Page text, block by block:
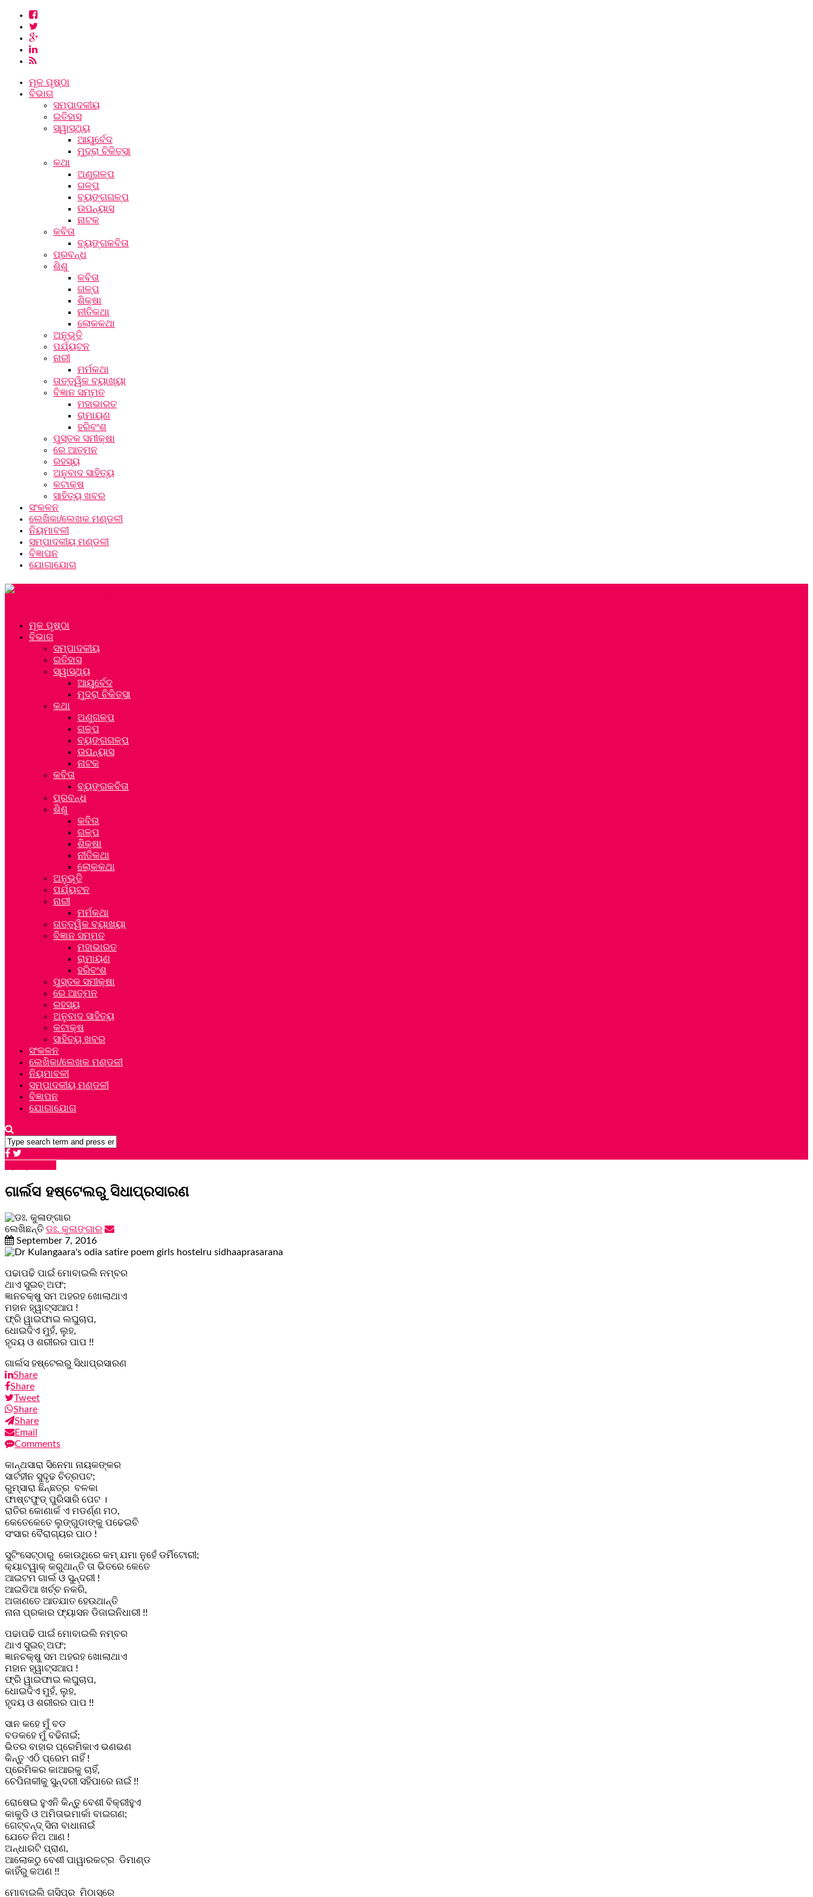
ମୂଳ ପୃଷ୍ଠା
ବିଭାଗ
ସମ୍ପାଦକୀୟ
ଇତିହାସ
ସ୍ୱାସ୍ଥ୍ୟ
ଆୟୁର୍ବେଦ
ମୁଦ୍ରା ଚିକିତ୍ସା
କଥା
ଅଣୁଗଳ୍ପ
ଗଳ୍ପ
ବ୍ୟଙ୍ଗଗଳ୍ପ
ଉପନ୍ୟାସ
ନାଟକ
କବିତା
ବ୍ୟଙ୍ଗକବିତା
ପ୍ରବନ୍ଧ
ଶିଶୁ
କବିତା
ଗଳ୍ପ
ଶିକ୍ଷା
ନୀତିକଥା
ଲୋକକଥା
ଅନୁଭୂତି
ପର୍ଯ୍ୟଟନ
ନାରୀ
ମର୍ମକଥା
ତାତ୍ତ୍ୱିକ ବ୍ୟାଖ୍ୟା
ବିଜ୍ଞାନ ସମ୍ମତ
ମହାଭାରତ
ରାମାୟଣ
ହରିବଂଶ
ପୁସ୍ତକ ସମୀକ୍ଷା
ରେ ଆତ୍ମନ
ରହସ୍ୟ
ଅନୁବାଦ ସାହିତ୍ୟ
କଟାକ୍ଷ
ସାହିତ୍ୟ ଖବର
ସଂକଳନ
ଲେଖିକା/ଲେଖକ ମଣ୍ଡଳୀ
ନିୟମାବଳୀ
ସମ୍ପାଦକୀୟ ମଣ୍ଡଳୀ
ବିଜ୍ଞାପନ
ଯୋଗାଯୋଗ
ମୂଳ ପୃଷ୍ଠା
ବିଭାଗ
ସମ୍ପାଦକୀୟ
ଇତିହାସ
ସ୍ୱାସ୍ଥ୍ୟ
ଆୟୁର୍ବେଦ
ମୁଦ୍ରା ଚିକିତ୍ସା
କଥା
ଅଣୁଗଳ୍ପ
ଗଳ୍ପ
ବ୍ୟଙ୍ଗଗଳ୍ପ
ଉପନ୍ୟାସ
ନାଟକ
କବିତା
ବ୍ୟଙ୍ଗକବିତା
ପ୍ରବନ୍ଧ
ଶିଶୁ
କବିତା
ଗଳ୍ପ
ଶିକ୍ଷା
ନୀତିକଥା
ଲୋକକଥା
ଅନୁଭୂତି
ପର୍ଯ୍ୟଟନ
ନାରୀ
ମର୍ମକଥା
ତାତ୍ତ୍ୱିକ ବ୍ୟାଖ୍ୟା
ବିଜ୍ଞାନ ସମ୍ମତ
ମହାଭାରତ
ରାମାୟଣ
ହରିବଂଶ
ପୁସ୍ତକ ସମୀକ୍ଷା
ରେ ଆତ୍ମନ
ରହସ୍ୟ
ଅନୁବାଦ ସାହିତ୍ୟ
କଟାକ୍ଷ
ସାହିତ୍ୟ ଖବର
ସଂକଳନ
ଲେଖିକା/ଲେଖକ ମଣ୍ଡଳୀ
ନିୟମାବଳୀ
ସମ୍ପାଦକୀୟ ମଣ୍ଡଳୀ
ବିଜ୍ଞାପନ
ଯୋଗାଯୋଗ
ଗାର୍ଲସ ହଷ୍ଟେଲରୁ ସିଧାପ୍ରସାରଣ
ଲେଖିଛନ୍ତି ଡଃ. କୁଳାଙ୍ଗାର
September 7, 2016
ପଢାପଢି ପାଇଁ ମୋବାଇଲି ନମ୍ବର
ଥାଏ ସୁଇଚ୍ ଅଫ;
ଜ୍ଞାନଚକ୍ଷୁ ସମ ଅହରହ ଖୋଲାଥାଏ
ମହାନ ହ୍ୱାଟ୍ସଆପ !
ଫ୍ରି ୱାଇଫାଇ ଲଘୁଚାପ,
ଧୋଇଦିଏ ମୁହଁ, ଲୁହ,
ହୃଦୟ ଓ ଶରୀରର ପାପ !!
ଗାର୍ଲସ ହଷ୍ଟେଲରୁ ସିଧାପ୍ରସାରଣ
Share
Share
Tweet
Share
Share
Email
Comments
କାନ୍ଥସାରା ସିନେମା ନାୟକଙ୍କର
ସାର୍ଟହୀନ ସୁଦୃଢ ଚିତ୍ରପଟ;
ରୁମ୍‌ସାରା ଛିନ୍‌ଛତ୍ର ବଳକା
ଫାଷ୍ଟଫୁଡ୍ ପୁରିସାରି ପେଟ ।
ରାତିର କୋଣାର୍କ ଏ ମଡର୍ଣ୍ଣ ମଠ,
କେତେକେତେ ଲୁଙ୍ଗୁଡାଙ୍କୁ ପଢେଇଚି
ସଂସାର ବୈରାଗ୍ୟର ପାଠ !
ସୁଟିଂସେଟ୍‌ଠାରୁ କୋଉଥିରେ କମ୍ ଯମା ନୁହେଁ ଡର୍ମିଟୋରୀ;
କ୍ୟାଟୱାକ୍‌ କରୁଥାନ୍ତି ତା ଭିତରେ କେତେ
ଆଇଟମ ଗାର୍ଲ ଓ ସୁନ୍ଦରୀ !
ଆଇଡିଆ ଖର୍ଚ୍ଚ ନକରି,
ଅଜାଣତେ ଆତଯାତ ହେଉଥାନ୍ତି
ନାନା ପ୍ରକାର ଫ୍ୟାସନ ଡିଜାଇନିଧାରୀ !!
ପଢାପଢି ପାଇଁ ମୋବାଇଲି ନମ୍ବର
ଥାଏ ସୁଇଚ୍ ଅଫ;
ଜ୍ଞାନଚକ୍ଷୁ ସମ ଅହରହ ଖୋଲାଥାଏ
ମହାନ ହ୍ୱାଟ୍ସଆପ !
ଫ୍ରି ୱାଇଫାଇ ଲଘୁଚାପ,
ଧୋଇଦିଏ ମୁହଁ, ଲୁହ,
ହୃଦୟ ଓ ଶରୀରର ପାପ !!
ସାନ କହେ ମୁଁ ବଡ
ବଡକହେ ମୁଁ ବଢିନାଇଁ;
ଭିତର ବାହାର ପ୍ରେମିକାଏ ଭଣଭଣ
କିନ୍ତୁ ଏଠି ପ୍ରେମ ନାହିଁ !
ପ୍ରେମିକର କାଆରକୁ ଚାହିଁ,
ଚେପିନାକୀକୁ ସୁନ୍ଦରୀ ସହିପାରେ ନାଇଁ !!
ରୋଷେଇ ହୁଏନି କିନ୍ତୁ ବେଶୀ ବିକ୍ରୀହୁଏ
କାକୁଡି ଓ ଅମିତାଭମାର୍କା ବାଇଗଣ;
ଗେଟ୍‌ବନ୍ଦ୍ ସିନା ବାଧାନାଇଁ
ଯେତେ ନିଅ ଆଣ !
ଅନ୍ଧାରଟି ପ୍ରାଣ,
ଆଲୋକଠୁ ବେଶୀ ପାୱାରକଟ୍‌ର ଡିମାଣ୍ଡ
କାହିଁରୁ କଅଣ !!
ମୋବାଇଲି ଗସିପ୍‌ର ମିଠାସ୍‌ରେ